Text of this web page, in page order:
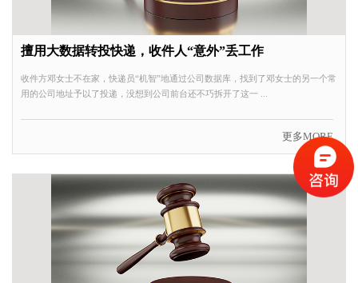
擅用大数据转投快递，收件人“意外”丢工作
收件方邓女士不在家，快递员“机智”地通过公司数据库，找到了邓女士的另一个常
用的公司地址予以了投递，没想到公司前台还不巧拆开了这一 ...
更多MORE